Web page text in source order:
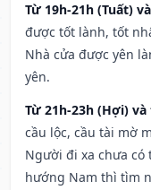
Từ 19h-21h (Tuất)
được tốt lành, tốt
Nhà cửa được yên
yên.
Từ 21h-23h (Hợi)
cầu lộc, cầu tài mờ
Người đi xa chưa
hướng Nam thì tìm